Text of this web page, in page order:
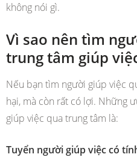
không nói gì.
Vì sao nên tìm
trung tâm giúp
Nếu bạn tìm người giúp việc
hại, mà còn rất có lợi. Những
giúp việc qua trung tâm là:
Tuyển người giúp việc có